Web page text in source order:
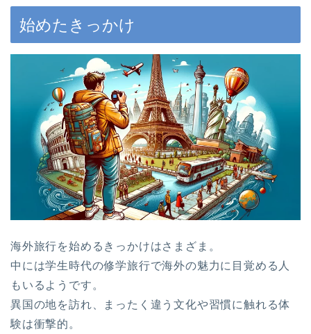
始めたきっかけ
海外旅行を始めるきっかけはさまざま。
中には学生時代の修学旅行で海外の魅力に目覚める人
もいるようです。
異国の地を訪れ、まったく違う文化や習慣に触れる体
験は衝撃的。